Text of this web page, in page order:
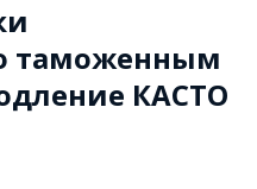
таможенным
КАСТО